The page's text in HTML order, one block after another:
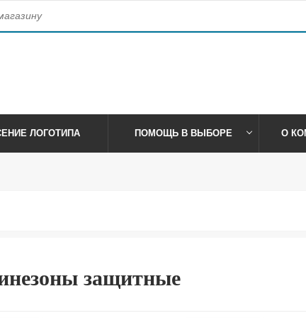
access_time
ЛОГОТИПА ПОМОЩЬ В ВЫБОРЕ О
защитные